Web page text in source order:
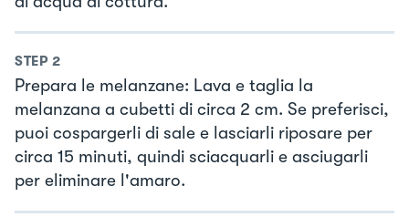
STEP 2
Prepara le melanzane: Lava e taglia la
melanzana a cubetti di circa 2 cm. Se preferisci,
puoi cospargerli di sale e lasciarli riposare per
circa 15 minuti, quindi sciacquarli e asciugarli
per eliminare l'amaro.